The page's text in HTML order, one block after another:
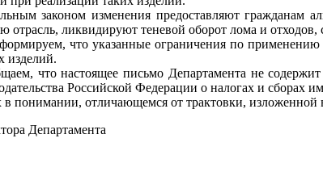
законом изменения предоставляют гражданам
отрасль, ликвидируют теневой оборот лома и
что указанные ограничения по
изделий.
что настоящее письмо Департамента не
Российской Федерации о налогах и сборах
в понимании, отличающемся от трактовки, изложенной
Департамента